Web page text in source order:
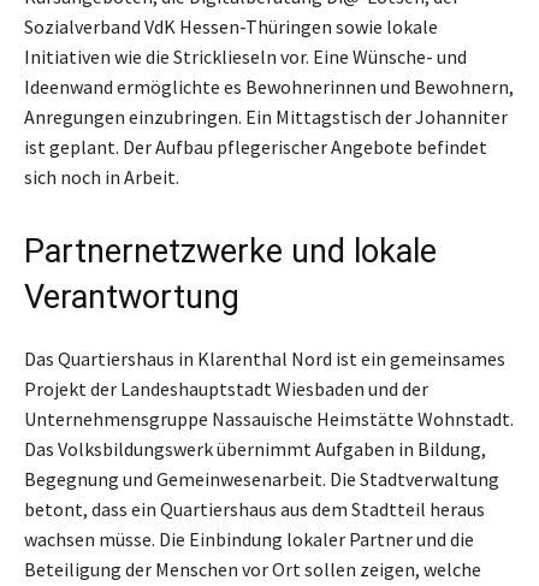
Sozialverband VdK Hessen-Thüringen sowie lokale
Initiativen wie die Stricklieseln vor. Eine Wünsche- und
Ideenwand ermöglichte es Bewohnerinnen und Bewohnern,
Anregungen einzubringen. Ein Mittagstisch der Johanniter
ist geplant. Der Aufbau pflegerischer Angebote befindet
sich noch in Arbeit.
Partnernetzwerke und lokale
Verantwortung
Das Quartiershaus in Klarenthal Nord ist ein gemeinsames
Projekt der Landeshauptstadt Wiesbaden und der
Unternehmensgruppe Nassauische Heimstätte Wohnstadt.
Das Volksbildungswerk übernimmt Aufgaben in Bildung,
Begegnung und Gemeinwesenarbeit. Die Stadtverwaltung
betont, dass ein Quartiershaus aus dem Stadtteil heraus
wachsen müsse. Die Einbindung lokaler Partner und die
Beteiligung der Menschen vor Ort sollen zeigen, welche